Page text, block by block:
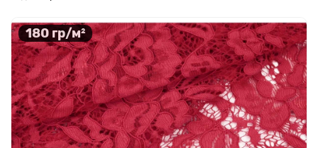
180 гр/м²